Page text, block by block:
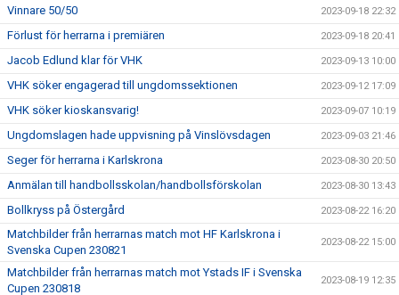
Vinnare 50/50 2023-09-18 22:32
Förlust för herrarna i premiären 2023-09-18 20:41
Jacob Edlund klar för VHK 2023-09-13 10:00
VHK söker engagerad till ungdomssektionen 2023-09-12 17:09
VHK söker kioskansvarig! 2023-09-07 10:19
Ungdomslagen hade uppvisning på Vinslövsdagen 2023-09-03 21:46
Seger för herrarna i Karlskrona 2023-08-30 20:50
Anmälan till handbollsskolan/handbollsförskolan 2023-08-30 13:43
Bollkryss på Östergård 2023-08-22 16:20
Matchbilder från herrarnas match mot HF Karlskrona i
Svenska Cupen 230821
2023-08-22 15:00
Matchbilder från herrarnas match mot Ystads IF i Svenska
Cupen 230818
2023-08-19 12:35